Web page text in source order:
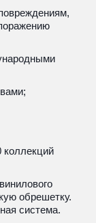
обрешетку.
система.